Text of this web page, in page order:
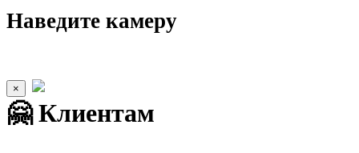
Наведите камеру
×
🤗 Клиентам